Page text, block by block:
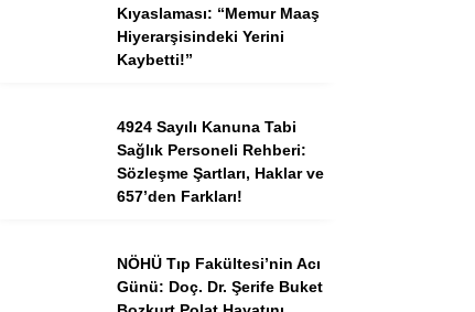
Kıyaslaması: “Memur Maaş
Hiyerarşisindeki Yerini
Kaybetti!”
4924 Sayılı Kanuna Tabi
Sağlık Personeli Rehberi:
Sözleşme Şartları, Haklar ve
657’den Farkları!
NÖHÜ Tıp Fakültesi’nin Acı
Günü: Doç. Dr. Şerife Buket